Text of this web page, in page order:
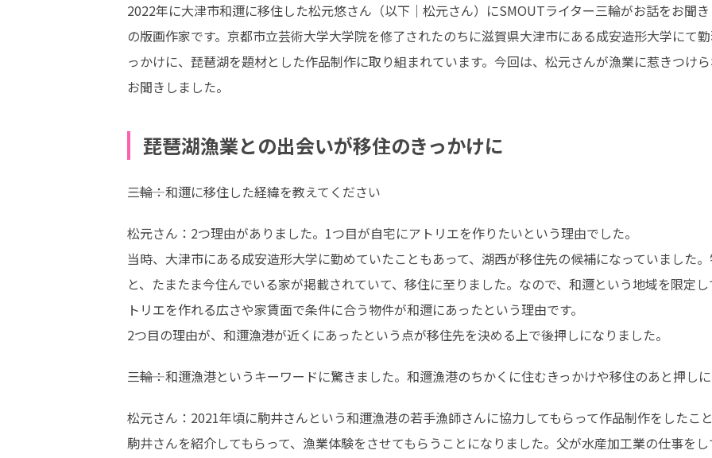
2022年に大津市和邇に移住した松元悠さん（以下｜松元さん）にSMOUTライター三輪がお話をお聞
の版画作家です。京都市立芸術大学大学院を修了されたのちに滋賀県大津市にある成安造形大学にて
っかけに、琵琶湖を題材とした作品制作に取り組まれています。今回は、松元さんが漁業に惹きつけ
お聞きしました。
琵琶湖漁業との出会いが移住のきっかけに
―――三輪：和邇に移住した経緯を教えてください
松元さん：2つ理由がありました。1つ目が自宅にアトリエを作りたいという理由でした。
当時、大津市にある成安造形大学に勤めていたこともあって、湖西が移住先の候補になっていました
と、たまたま今住んでいる家が掲載されていて、移住に至りました。なので、和邇という地域を限定
トリエを作れる広さや家賃面で条件に合う物件が和邇にあったという理由です。
2つ目の理由が、和邇漁港が近くにあったという点が移住先を決める上で後押しになりました。
―――三輪：和邇漁港というキーワードに驚きました。和邇漁港のちかくに住むきっかけや移住のあと押し
松元さん：2021年頃に駒井さんという和邇漁港の若手漁師さんに協力してもらって作品制作をしたこ
駒井さんを紹介してもらって、漁業体験をさせてもらうことになりました。父が水産加工業の仕事を